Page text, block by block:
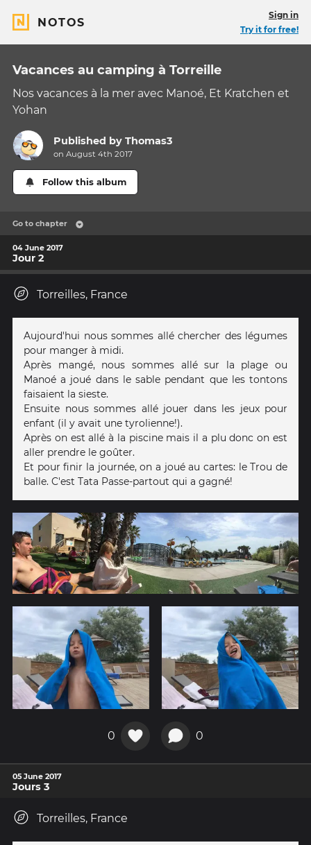
NOTOS
Sign in
Try it for free!
Vacances au camping à Torreille
Nos vacances à la mer avec Manoé, Et Kratchen et
Yohan
Published byThomas3
on August 4th 2017
Follow this album
Go to chapter
04 June 2017
Jour 2
Torreilles, France
Aujourd'hui nous sommes allé chercher des légumes
pour manger à midi.
Après mangé, nous sommes allé sur la plage ou
Manoé a joué dans le sable pendant que les tontons
faisaient la sieste.
Ensuite nous sommes allé jouer dans les jeux pour
enfant (il y avait une tyrolienne!).
Après on est allé à la piscine mais il a plu donc on est
aller prendre le goûter.
Et pour finir la journée, on a joué au cartes: le Trou de
balle. C'est Tata Passe-partout qui a gagné!
0 0
05 June 2017
Jours 3
Torreilles, France